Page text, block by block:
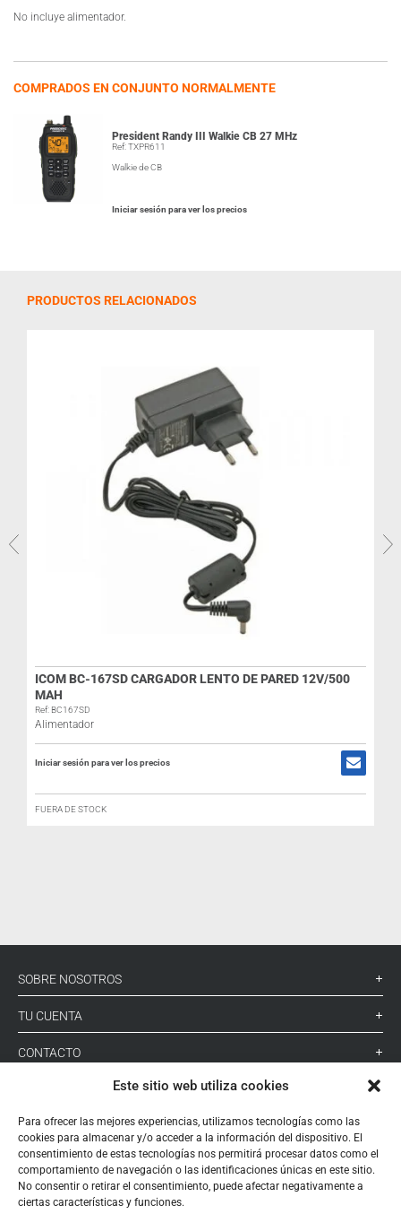
Este sitio web utiliza cookies
Para ofrecer las mejores experiencias, utilizamos tecnologías como las
cookies para almacenar y/o acceder a la información del dispositivo. El
consentimiento de estas tecnologías nos permitirá procesar datos como el
comportamiento de navegación o las identificaciones únicas en este sitio.
No consentir o retirar el consentimiento, puede afectar negativamente a
ciertas características y funciones.
No incluye alimentador.
COMPRADOS EN CONJUNTO NORMALMENTE
President Randy III Walkie CB 27 MHz
Ref: TXPR611
Walkie de CB
Iniciar sesión para ver los precios
PRODUCTOS RELACIONADOS
ICOM BC-167SD CARGADOR LENTO DE PARED 12V/500
MAH
Ref: BC167SD
Alimentador
Iniciar sesión para ver los precios
FUERA DE STOCK
SOBRE NOSOTROS
TU CUENTA
CONTACTO
+ 34 933 348 800